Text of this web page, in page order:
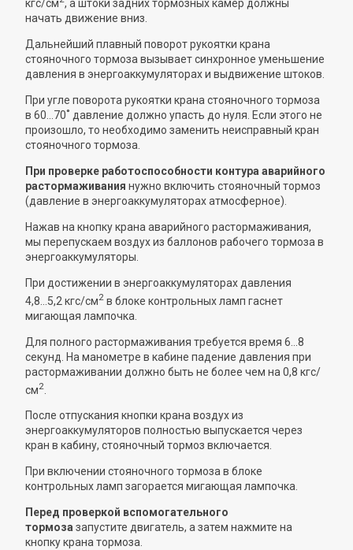
кгс/см , а штоки задних тормозных камер должны
начать движение вниз.
Дальнейший плавный поворот рукоятки крана
стояночного тормоза вызывает синхронное уменьшение
давления в энергоаккумуляторах и выдвижение штоков.
При угле поворота рукоятки крана стояночного тормоза
в 60...70˚ давление должно упасть до нуля. Если этого не
произошло, то необходимо заменить неисправный кран
стояночного тормоза.
При проверке работоспособности контура аварийного
растормаживания нужно включить стояночный тормоз
(давление в энергоаккумуляторах атмосферное).
Нажав на кнопку крана аварийного растормаживания,
мы перепускаем воздух из баллонов рабочего тормоза в
энергоаккумуляторы.
При достижении в энергоаккумуляторах давления
4,8...5,2 кгс/см2 в блоке контрольных ламп гаснет
мигающая лампочка.
Для полного растормаживания требуется время 6...8
секунд. На манометре в кабине падение давления при
растормаживании должно быть не более чем на 0,8 кгс/
см2
После отпускания кнопки крана воздух из
энергоаккумуляторов полностью выпускается через
кран в кабину, стояночный тормоз включается.
При включении стояночного тормоза в блоке
контрольных ламп загорается мигающая лампочка.
Перед проверкой вспомогательного
тормоза запустите двигатель, а затем нажмите на
кнопку крана тормоза.